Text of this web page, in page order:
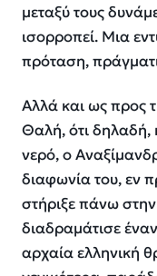
μεταξύ τους
ισορροπεί. Μια
πρόταση,
Αλλά και ως προς
Θαλή, ότι δηλαδή,
νερό, ο
διαφωνία του, εν
στήριξε πάνω
διαδραμάτισε
αρχαία ελληνική